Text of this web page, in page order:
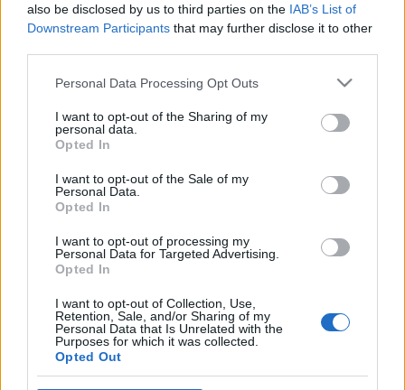
also be disclosed by us to third parties on the IAB’s List of
Downstream Participants that may further disclose it to other
Please note that this website/app uses one or more Google
not limited to your visit or usage behaviour. You may click to
grant or deny consent to Google and its third-party tags to
use your data for below specified purposes in below Google
consent section.
Personal Data Processing Opt Outs
I want to opt-out of the Sharing of my
personal data.
Opted In
I want to opt-out of the Sale of my
Personal Data.
Opted In
I want to opt-out of processing my
Personal Data for Targeted Advertising.
Opted In
I want to opt-out of Collection, Use,
Retention, Sale, and/or Sharing of my
Personal Data that Is Unrelated with the
Purposes for which it was collected.
Opted Out
Szécsi Noémi nagy kedvencem, most új könyvvel
jelentkezett, a Lányok és asszonyok aranykönyve
című tényirodalmi munkával. A kötet a 19-20.
kibontani, elsősorban középosztálybeli és
nagyvárosi szemszögből. Kisebb kitérők vannak az
alsóbb osztályok és…
rhapsody: "a médiában akarok
dolgozni"
Zendrajinx•2018. január 15.
újságírás, de mostanában már tényleg semmi nem
kell ahhoz, hogy valaki a "médiában dolgozzon",
ezért a témák, stílus és úgy általában a minőség
szűkülése tapasztalható. Néha olyan lapossá válnak
a cikkek, hírek, hogy elég végiggörgetni egy